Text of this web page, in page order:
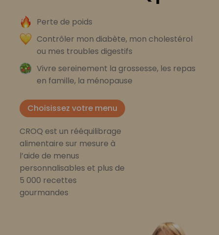
Perte de poids
Contrôler mon diabète, mon cholestérol
ou mes troubles digestifs
Vivre sereinement la grossesse, les repas
en famille, la ménopause
Choisissez votre menu
CROQ est un rééquilibrage
alimentaire sur mesure à
l’aide de menus
personnalisables et plus de
5 000 recettes
gourmandes